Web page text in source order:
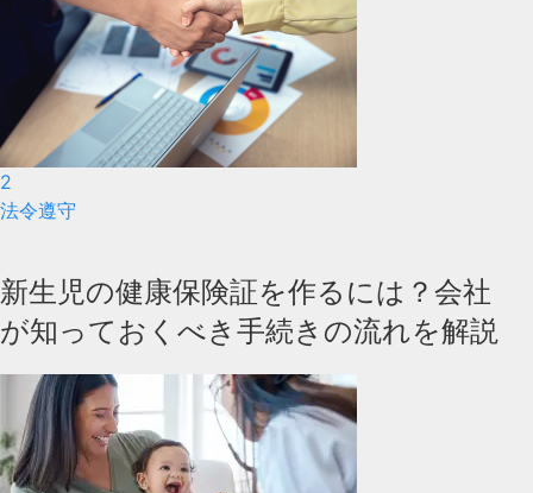
2
法令遵守
新生児の健康保険証を作るには？会社
が知っておくべき手続きの流れを解説